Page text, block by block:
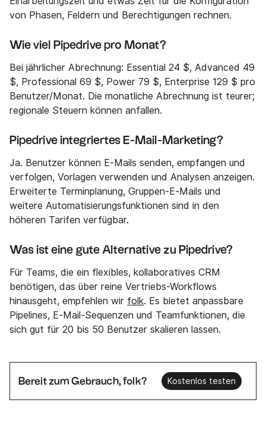
von Phasen, Feldern und Berechtigungen rechnen.
Wie viel Pipedrive pro Monat?
Bei jährlicher Abrechnung: Essential 24 $, Advanced 49
$, Professional 69 $, Power 79 $, Enterprise 129 $ pro
Benutzer/Monat. Die monatliche Abrechnung ist teurer;
regionale Steuern können anfallen.
Pipedrive integriertes E-Mail-Marketing?
Ja. Benutzer können E-Mails senden, empfangen und
verfolgen, Vorlagen verwenden und Analysen anzeigen.
Erweiterte Terminplanung, Gruppen-E-Mails und
weitere Automatisierungsfunktionen sind in den
höheren Tarifen verfügbar.
Was ist eine gute Alternative zu Pipedrive?
Für Teams, die ein flexibles, kollaboratives CRM
benötigen, das über reine Vertriebs-Workflows
hinausgeht, empfehlen wir folk. Es bietet anpassbare
Pipelines, E-Mail-Sequenzen und Teamfunktionen, die
sich gut für 20 bis 50 Benutzer skalieren lassen.
Bereit zum Gebrauch, folk? Kostenlos testen